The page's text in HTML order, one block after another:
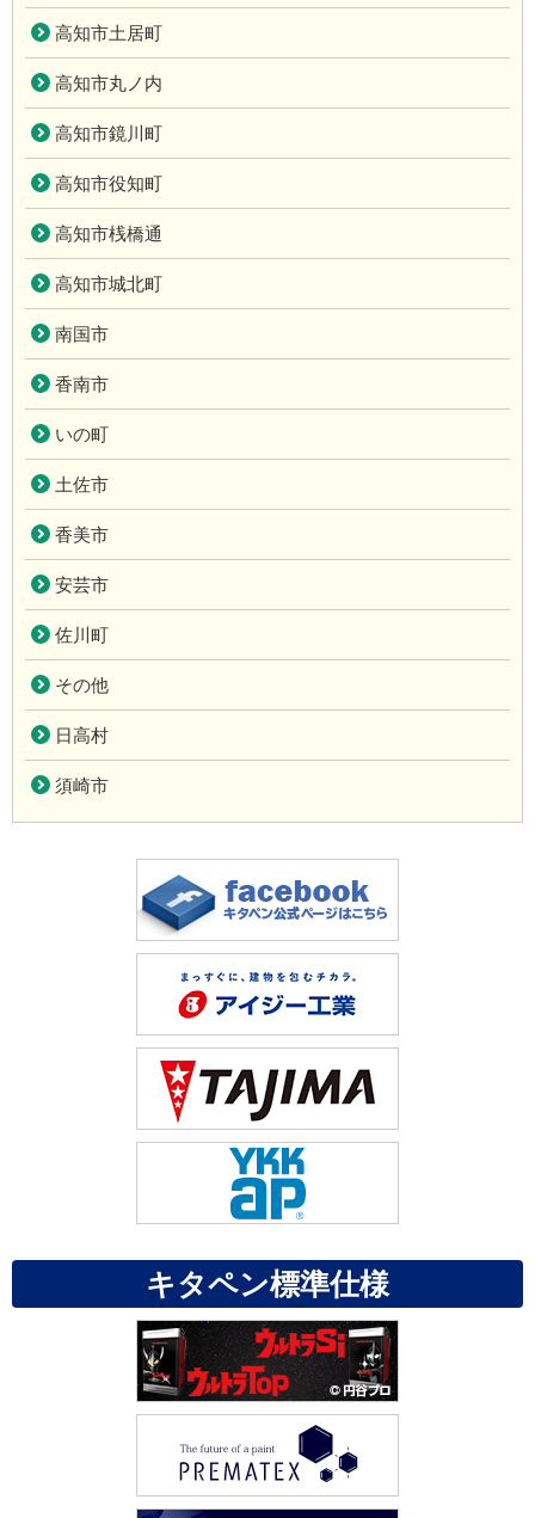
高知市土居町
高知市丸ノ内
高知市鏡川町
高知市役知町
高知市桟橋通
高知市城北町
南国市
香南市
いの町
土佐市
香美市
安芸市
佐川町
その他
日高村
須崎市
キタペン標準仕様